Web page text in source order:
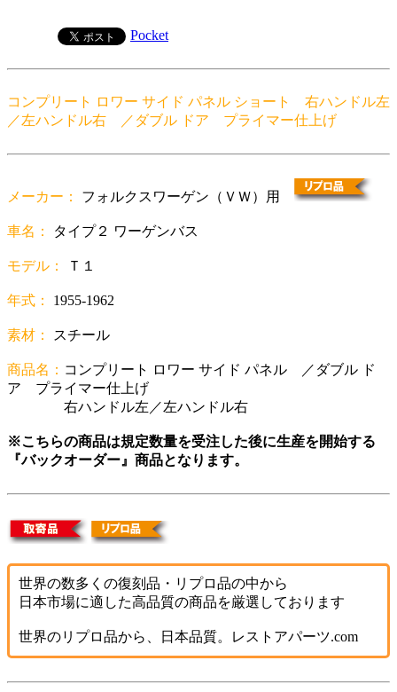
Pocket
コンプリート ロワー サイド パネル ショート 右ハンドル左
／左ハンドル右 ／ダブル ドア プライマー仕上げ
メーカー： フォルクスワーゲン（ＶＷ）用
車名： タイプ２ ワーゲンバス
モデル： Ｔ１
年式： 1955-1962
素材： スチール
商品名： コンプリート ロワー サイド パネル ／ダブル ド
ア プライマー仕上げ
右ハンドル左／左ハンドル右
※こちらの商品は規定数量を受注した後に生産を開始する
『バックオーダー』商品となります。
世界の数多くの復刻品・リプロ品の中から
日本市場に適した高品質の商品を厳選しております
世界のリプロ品から、日本品質。レストアパーツ.com